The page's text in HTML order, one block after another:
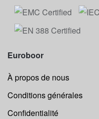
Euroboor
À propos de nous
Conditions générales
Confidentialité